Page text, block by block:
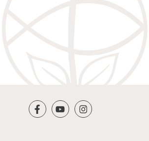
facebookyoutubeinstagram